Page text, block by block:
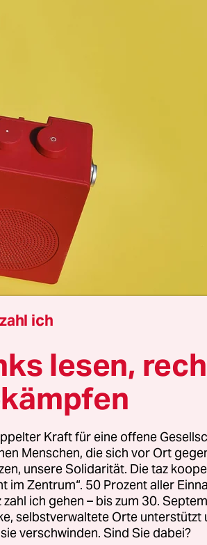
muss sie dringend sparen, viel
sich die Länder auf einen
Andererseits hat der
ein vielfältiges, von
zu fördern, gerade
Spaltung.
zahl ich
lesen,
Kraft für eine offene
Menschen, die sich vor Ort
unsere Solidarität. Die taz
im Zentrum“. 50 Prozent aller
zahl ich gehen – bis zum 30.
selbstverwaltete Orte unterstützt
verschwinden. Sind Sie dabei?